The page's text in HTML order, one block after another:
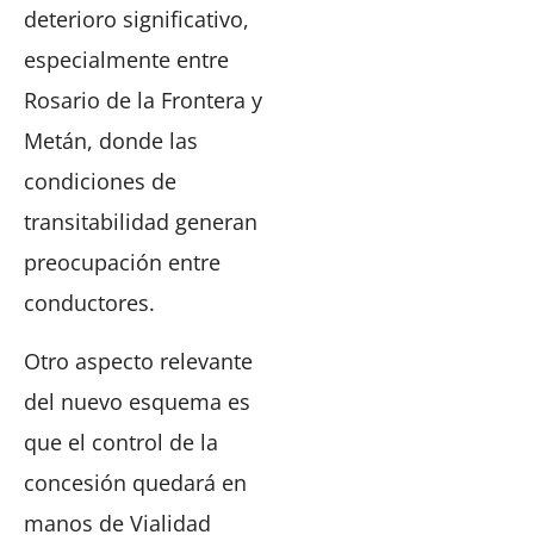
deterioro significativo,
especialmente entre
Rosario de la Frontera y
Metán, donde las
condiciones de
transitabilidad generan
preocupación entre
conductores.
Otro aspecto relevante
del nuevo esquema es
que el control de la
concesión quedará en
manos de Vialidad